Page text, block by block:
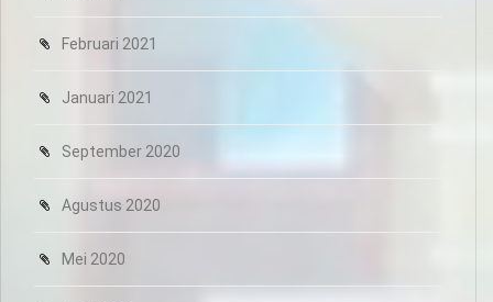
Februari 2021
Januari 2021
September 2020
Agustus 2020
Mei 2020